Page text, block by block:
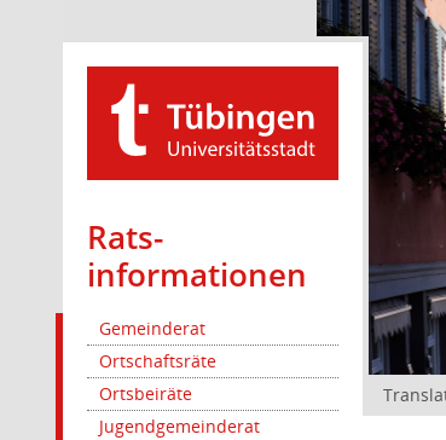
Rats­
informationen
Gemeinderat
Ortschaftsräte
Ortsbeiräte
Jugendgemeinderat